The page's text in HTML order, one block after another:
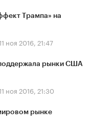
Трампа» на
ноя 2016, 21:47
рынки США
ноя 2016, 21:30
рынке